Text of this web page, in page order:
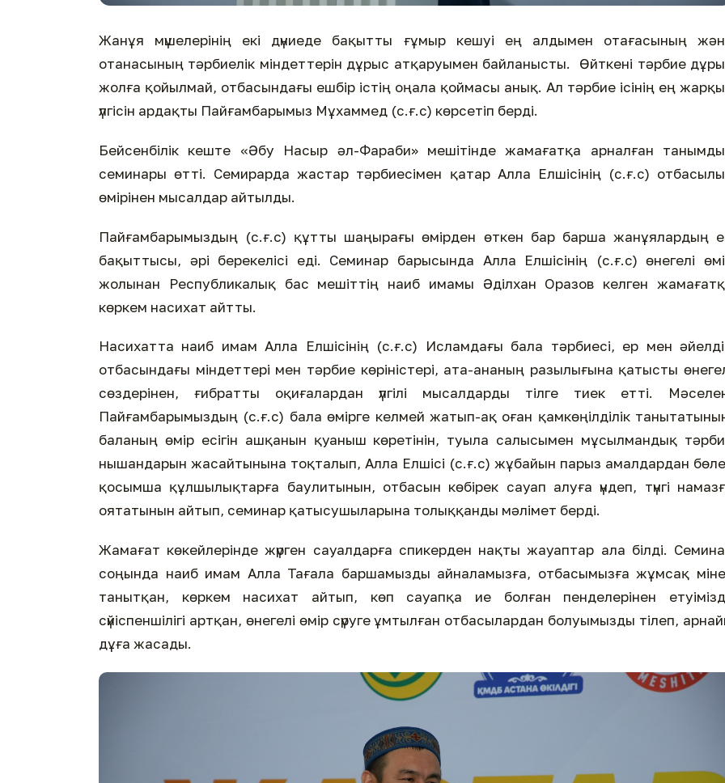
Жанұя мүшелерінің екі дүниеде бақытты ғұмыр кешуі ең алдымен отағасының
отанасының тәрбиелік міндеттерін дұрыс атқаруымен байланысты. Өйткені тәрбие
жолға қойылмай, отбасындағы ешбір істің оңала қоймасы анық. Ал тәрбие ісінің ең
үлгісін ардақты Пайғамбарымыз Мұхаммед (с.ғ.с) көрсетіп берді.
Бейсенбілік кеште «Әбу Насыр әл-Фараби» мешітінде жамағатқа арналған
семинары өтті. Семирарда жастар тәрбиесімен қатар Алла Елшісінің (с.ғ.с)
өмірінен мысалдар айтылды.
Пайғамбарымыздың (с.ғ.с) құтты шаңырағы өмірден өткен бар барша жанұялардың
бақыттысы, әрі берекелісі еді. Семинар барысында Алла Елшісінің (с.ғ.с) өнегелі
жолынан Республикалық бас мешіттің наиб имамы Әділхан Оразов келген
көркем насихат айтты.
Насихатта наиб имам Алла Елшісінің (с.ғ.с) Исламдағы бала тәрбиесі, ер мен
отбасындағы міндеттері мен тәрбие көріністері, ата-ананың разылығына қатысты
сөздерінен, ғибратты оқиғалардан үлгілі мысалдарды тілге тиек етті.
Пайғамбарымыздың (с.ғ.с) бала өмірге келмей жатып-ақ оған қамкөңілділік
баланың өмір есігін ашқанын қуаныш көретінін, туыла салысымен мұсылмандық
нышандарын жасайтынына тоқталып, Алла Елшісі (с.ғ.с) жұбайын парыз амалдардан
қосымша құлшылықтарға баулитынын, отбасын көбірек сауап алуға үндеп, түнгі
оятатынын айтып, семинар қатысушыларына толыққанды мәлімет берді.
Жамағат көкейлерінде жүрген сауалдарға спикерден нақты жауаптар ала білді.
соңында наиб имам Алла Тағала баршамызды айналамызға, отбасымызға жұмсақ
танытқан, көркем насихат айтып, көп сауапқа ие болған пенделерінен
сүйіспеншілігі артқан, өнегелі өмір сүруге ұмтылған отбасылардан болуымызды тілеп,
дұға жасады.